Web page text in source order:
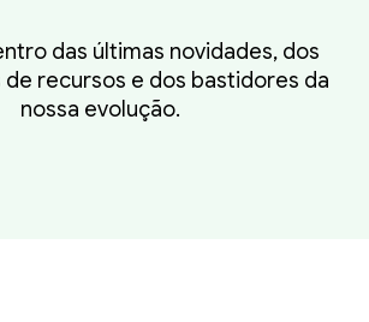
das últimas novidades, dos
de recursos e dos bastidores da
nossa evolução.